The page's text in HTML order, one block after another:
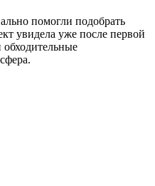
помогли подобрать
увидела уже после первой